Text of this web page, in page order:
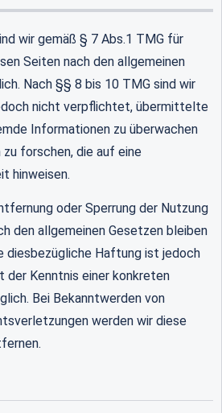
wir gemäß § 7 Abs.1 TMG für
Seiten nach den allgemeinen
Nach §§ 8 bis 10 TMG sind wir
nicht verpflichtet, übermittelte
Informationen zu überwachen
forschen, die auf eine
hinweisen.
oder Sperrung der Nutzung
den allgemeinen Gesetzen bleiben
diesbezügliche Haftung ist jedoch
der Kenntnis einer konkreten
Bei Bekanntwerden von
werden wir diese